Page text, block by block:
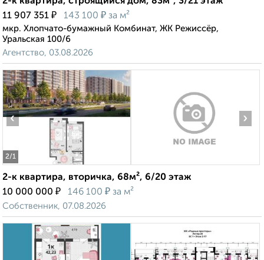
11 907 351 ₽ 143 100 ₽ за м²
мкр. Хлопчато-бумажный Комбинат, ЖК Режиссёр,
Уральская 100/6
Агентство, 03.08.2026
2/1
‹ ›
2-к квартира, вторичка, 68м², 6/20 этаж
10 000 000 ₽ 146 100 ₽ за м²
Собственник, 07.08.2026